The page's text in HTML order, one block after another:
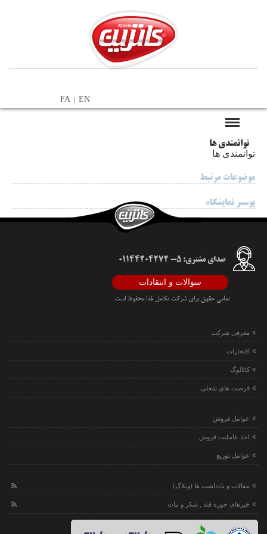
EN
|
FA
توانمندی ها
توانمندی ها
موضوعات مرتبط
پوستر نمایشگاه
صدای مشتری: 5- 01144204272
سوالات و انتقادات
تمامی حقوق برای شرکت تکامل غذا محفوظ است.
معرفی شرکت
افتخارات
کاتالوگ
فرصت های شغلی
عوامل فروش
اخذ عاملیت فروش
عوامل توزیع
مقالات و یادداشت ها (وبلاگ)
خبرهای حوزه قند , شکر و نبات